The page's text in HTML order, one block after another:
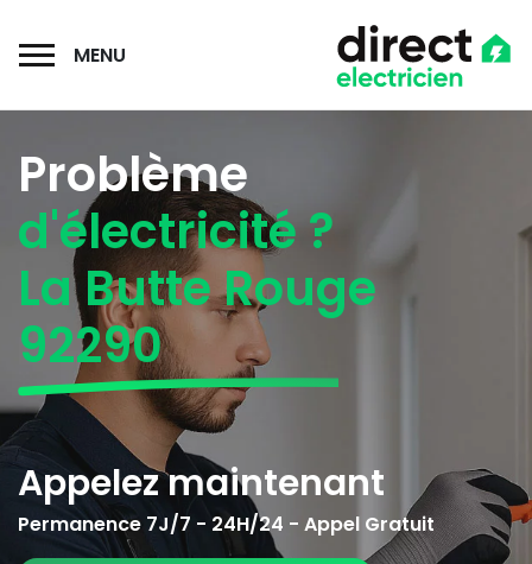
MENU
Problème
d'électricité ?
La Butte Rouge
92290
Appelez maintenant
Permanence 7J/7 - 24H/24 - Appel Gratuit